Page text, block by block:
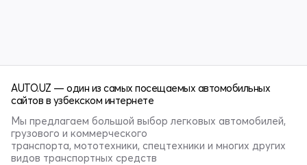
AUTO.UZ — один из самых посещаемых автомобильных
сайтов в узбекском интернете
Мы предлагаем большой выбор легковых автомобилей,
грузового и коммерческого
транспорта, мототехники, спецтехники и многих других
видов транспортных средств